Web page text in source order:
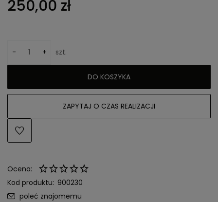
250,00 zł
- + szt.
DO KOSZYKA
ZAPYTAJ O CZAS REALIZACJI
Ocena:
Kod produktu: 900230
poleć znajomemu